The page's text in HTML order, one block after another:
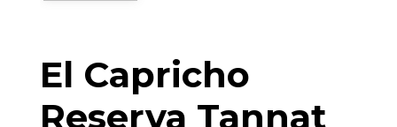
El Capricho
Reserva Tannat